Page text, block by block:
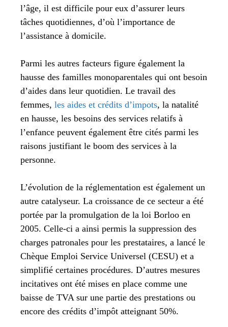
l’âge, il est difficile pour eux d’assurer leurs
tâches quotidiennes, d’où l’importance de
l’assistance à domicile.
Parmi les autres facteurs figure également la
hausse des familles monoparentales qui ont besoin
d’aides dans leur quotidien. Le travail des
femmes, les aides et crédits d’impots, la natalité
en hausse, les besoins des services relatifs à
l’enfance peuvent également être cités parmi les
raisons justifiant le boom des services à la
personne.
L’évolution de la réglementation est également un
autre catalyseur. La croissance de ce secteur a été
portée par la promulgation de la loi Borloo en
2005. Celle-ci a ainsi permis la suppression des
charges patronales pour les prestataires, a lancé le
Chèque Emploi Service Universel (CESU) et a
simplifié certaines procédures. D’autres mesures
incitatives ont été mises en place comme une
baisse de TVA sur une partie des prestations ou
encore des crédits d’impôt atteignant 50%.